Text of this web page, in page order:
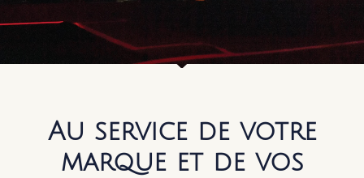
Au service de votre
marque et de vos